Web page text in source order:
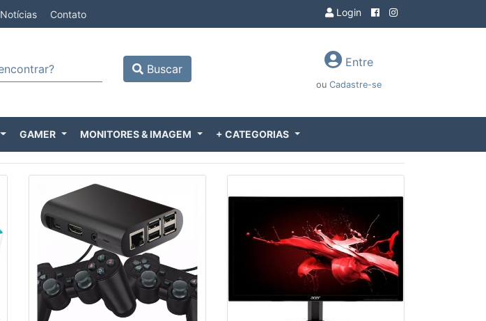
Notícias Contato Login
Buscar Entre
ou Cadastre-se
GAMER MONITORES & IMAGEM + CATEGORIAS